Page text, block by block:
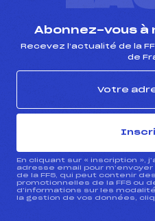
Abonnez-vous
Recevez l’actualité de la
de
En cliquant sur « inscription »,
adresse email pour
de la FFS, qui peut contenir
promotionnelles de la FFS ou
d’informations sur les
la gestion de vos données,